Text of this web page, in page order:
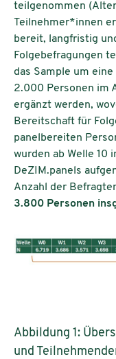
teilgenommen
Teilnehmer*innen
bereit, langfristig
Folgebefragungen
das Sample um eine
2.000 Personen im
ergänzt werden,
Bereitschaft für
panelbereiten
wurden ab Welle 10
DeZIM.panels
Anzahl der
3.800 Personen
Abbildung 1:
und